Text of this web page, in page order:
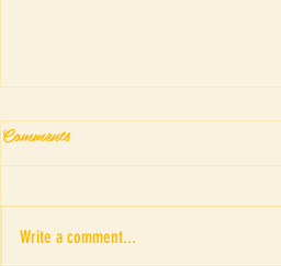
Comments
Write a comment...